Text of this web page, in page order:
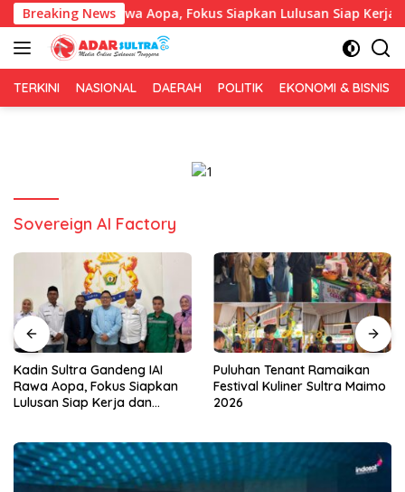
Langsung
ke
konten
Breaking News
IAI Rawa Aopa, Fokus Siapkan Lulusan Siap Kerja dan
TERKINI NASIONAL DAERAH POLITIK EKONOMI & BISNIS
Sovereign AI Factory
Puluhan Tenant Ramaikan
Festival Kuliner Sultra Maimo
2026
Tiga Kabupaten Sultra
Nikmati Layanan Imigrasi
Terintegrasi